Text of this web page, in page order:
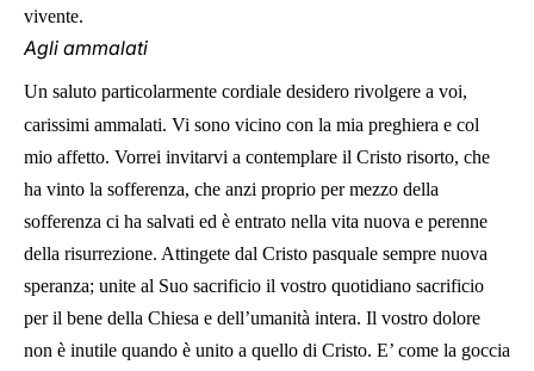
vivente.
Agli ammalati
Un saluto particolarmente cordiale desidero rivolgere a voi,
carissimi ammalati. Vi sono vicino con la mia preghiera e col
mio affetto. Vorrei invitarvi a contemplare il Cristo risorto, che
ha vinto la sofferenza, che anzi proprio per mezzo della
sofferenza ci ha salvati ed è entrato nella vita nuova e perenne
della risurrezione. Attingete dal Cristo pasquale sempre nuova
speranza; unite al Suo sacrificio il vostro quotidiano sacrificio
per il bene della Chiesa e dell’umanità intera. Il vostro dolore
non è inutile quando è unito a quello di Cristo. E’ come la goccia